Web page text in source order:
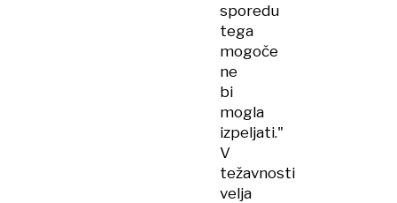
sporedu
tega
mogoče
ne
bi
mogla
izpeljati."
V
težavnosti
velja